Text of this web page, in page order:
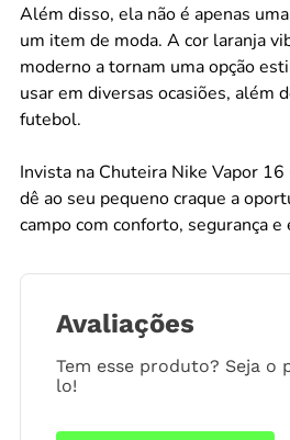
Além disso, ela não é apenas
um item de moda. A cor laranja
moderno a tornam uma opção
usar em diversas ocasiões, além
futebol.
Invista na Chuteira Nike Vapor
dê ao seu pequeno craque a
campo com conforto, segurança e
Avaliações
Tem esse produto? Seja o
lo!